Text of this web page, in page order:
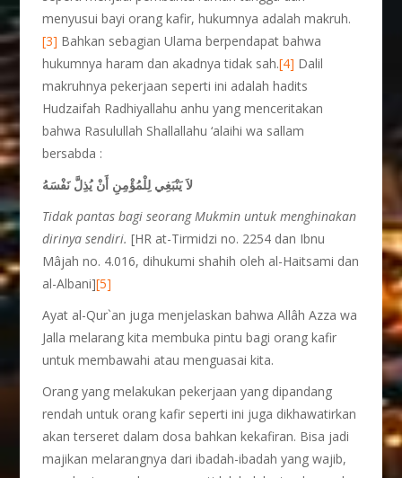
menyusui bayi orang kafir, hukumnya adalah makruh.
[3] Bahkan sebagian Ulama berpendapat bahwa
hukumnya haram dan akadnya tidak sah.[4] Dalil
makruhnya pekerjaan seperti ini adalah hadits
Hudzaifah Radhiyallahu anhu yang menceritakan
bahwa Rasulullah Shallallahu ‘alaihi wa sallam
bersabda :
لاَ يَنْبَغِي لِلْمُؤْمِنِ أَنْ يُذِلَّ نَفْسَهُ
Tidak pantas bagi seorang Mukmin untuk menghinakan
dirinya sendiri.[HR at-Tirmidzi no. 2254 dan Ibnu
Mâjah no. 4.016, dihukumi shahih oleh al-Haitsami dan
al-Albani][5]
Ayat al-Qur`an juga menjelaskan bahwa Allâh Azza wa
Jalla melarang kita membuka pintu bagi orang kafir
untuk membawahi atau menguasai kita.
Orang yang melakukan pekerjaan yang dipandang
rendah untuk orang kafir seperti ini juga dikhawatirkan
akan terseret dalam dosa bahkan kekafiran. Bisa jadi
majikan melarangnya dari ibadah-ibadah yang wajib,